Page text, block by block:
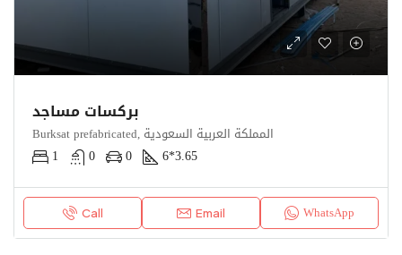
بركسات مساجد
Burksat prefabricated, المملكة العربية السعودية
1 0 0 6*3.65
Call Email WhatsApp